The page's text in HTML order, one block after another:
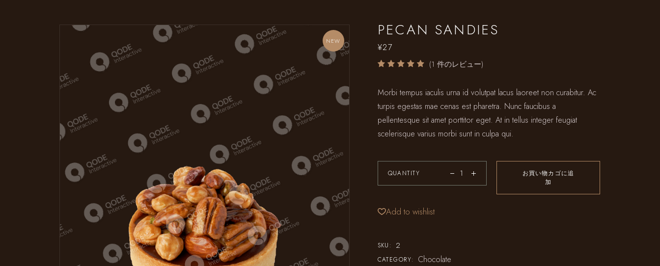
NEW
PECAN SANDIES
¥27
(1 件のレビュー)
Morbi tempus iaculis urna id volutpat lacus laoreet non curabitur. Ac
turpis egestas mae cenas est pharetra. Nunc faucibus a
pellentesque sit amet porttitor eget. At in tellus integer feugiat
scelerisque varius morbi sunt in culpa qui.
QUANTITY
お買い物カゴに追
加
Add to wishlist
SKU: 2
CATEGORY: Chocolate